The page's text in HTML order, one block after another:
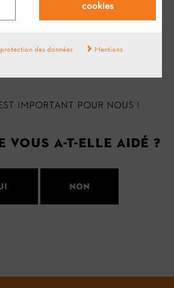
dans une mémoire
à la prochaine occasion.
important pour nous !
vous a-t-elle aidé ?
Non
cookies
des données
Mentions